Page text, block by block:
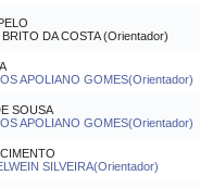
DA COSTA (Orientador)
APOLIANO GOMES(Orientador)
SOUSA
APOLIANO GOMES(Orientador)
SILVEIRA(Orientador)